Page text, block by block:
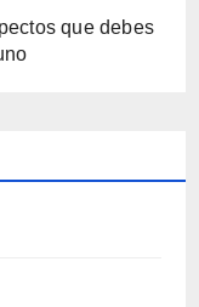
que debes